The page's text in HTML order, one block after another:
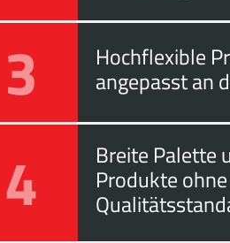
3 Hochflexible
angepasst an
4 Breite Palette
Produkte